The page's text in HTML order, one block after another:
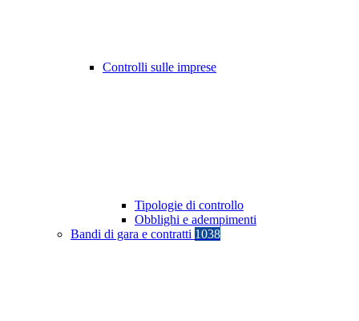
Controlli sulle imprese
Tipologie di controllo
Obblighi e adempimenti
Bandi di gara e contratti 1038